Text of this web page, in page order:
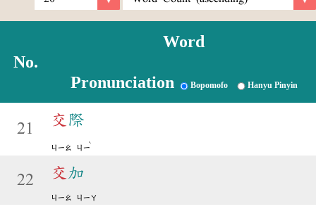
No.
Word
Pronunciation Bopomofo Hanyu Pinyin
21
交 際
ㄐㄧㄠ ㄐㄧ
ˋ
22 交 加
ㄐㄧㄠ ㄐㄧㄚ